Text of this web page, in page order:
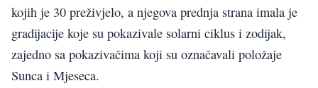
kojih je 30 preživjelo, a njegova prednja strana imala je
gradijacije koje su pokazivale solarni ciklus i zodijak,
zajedno sa pokazivačima koji su označavali položaje
Sunca i Mjeseca.